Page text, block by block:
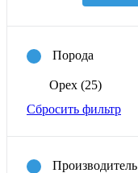
Порода
Орех (25)
Сбросить фильтр
Производитель